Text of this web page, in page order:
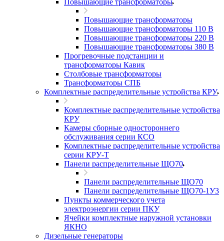
Повышающие трансформаторы
Повышающие трансформаторы
Повышающие трансформаторы 110 В
Повышающие трансформаторы 220 В
Повышающие трансформаторы 380 В
Прогревочные подстанции и
трансформаторы Кавик
Столбовые трансформаторы
Трансформаторы СПБ
Комплектные распределительные устройства КРУ
Комплектные распределительные устройства
КРУ
Камеры сборные одностороннего
обслуживания серии КСО
Комплектные распределительные устройства
серии КРУ-Т
Панели распределительные ЩО70
Панели распределительные ЩО70
Панели распределительные ЩО70-1У3
Пункты коммерческого учета
электроэнергии серии ПКУ
Ячейки комплектные наружной установки
ЯКНО
Дизельные генераторы